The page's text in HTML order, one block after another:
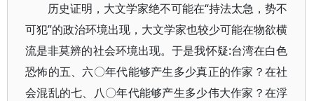
历史证明，大文学家绝不可能在“持法太急，势不
可犯”的政治环境出现，大文学家也较少可能在物欲横
流是非莫辨的社会环境出现。于是我怀疑:台湾在白色
恐怖的五、六〇年代能够产生多少真正的作家？在社
会混乱的七、八〇年代能够产生多少伟大作家？在浮